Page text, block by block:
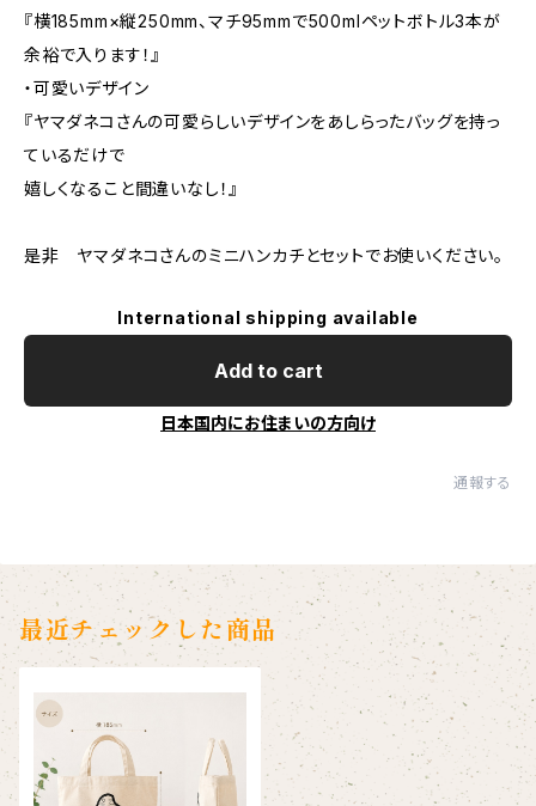
『横185mm×縦250mm、マチ95mmで500mlペットボトル3本が
余裕で入ります！』
・可愛いデザイン
『ヤマダネコさんの可愛らしいデザインをあしらったバッグを持っ
ているだけで
嬉しくなること間違いなし！』
是非 ヤマダネコさんのミニハンカチとセットでお使いください。
International shipping available
Add to cart
日本国内にお住まいの方向け
通報する
最近チェックした商品